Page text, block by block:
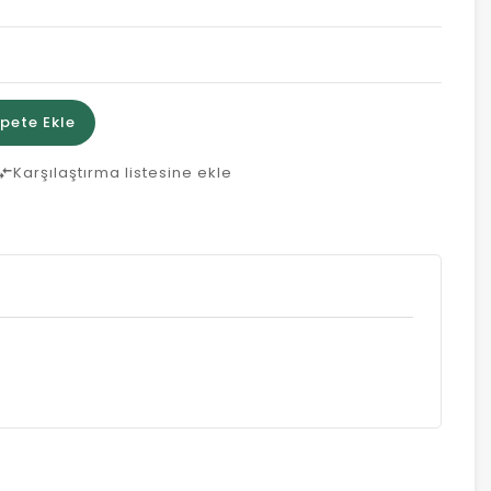
Ekle
Karşılaştırma listesine ekle